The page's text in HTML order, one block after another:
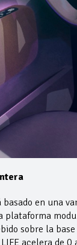
basado en una
plataforma
sobre la
acelera de